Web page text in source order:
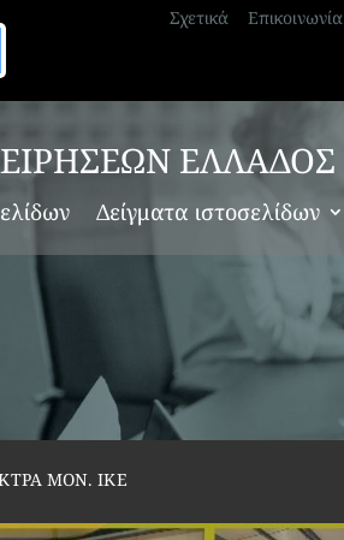
Σχετικά Επικοινωνία
ΕΛΛΑΔΟΣ
Δείγματα ιστοσελίδων
ΜΟΝ. ΙΚΕ